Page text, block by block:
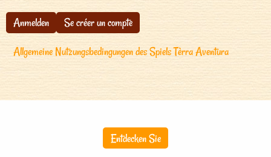
Anmelden
Se créer un compte
Allgemeine Nutzungsbedingungen des Spiels Tèrra Aventura
Entdecken Sie